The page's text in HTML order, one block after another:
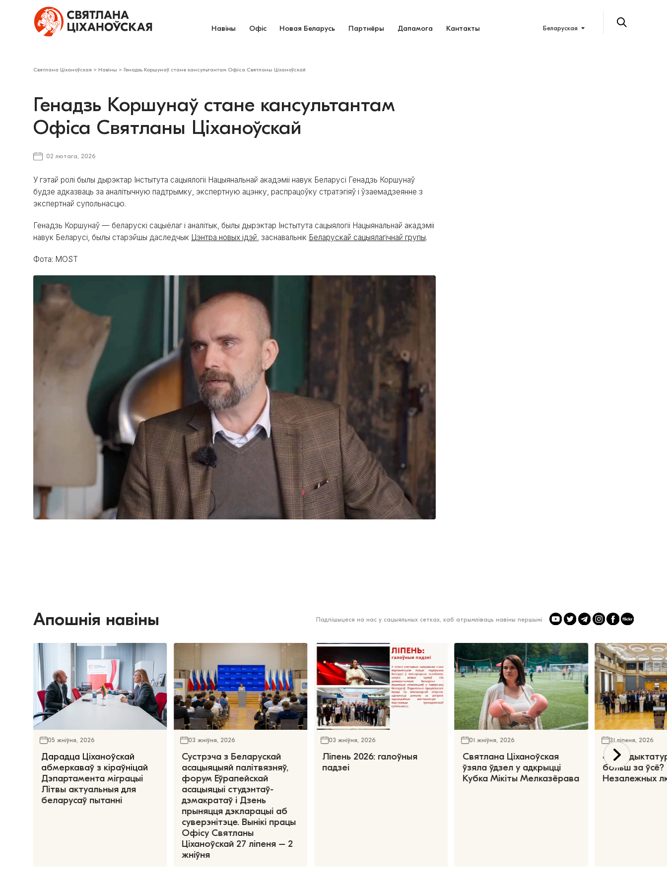
Навіны Офіс Новая Беларусь Партнёры Дапамога Кантакты Беларуская
Святлана Ціханоўская > Навіны > Генадзь Коршунаў стане кансультантам Офіса Святланы Ціханоўскай
Генадзь Коршунаў стане кансультантам
Офіса Святланы Ціханоўскай
02 лютага, 2026
У гэтай ролі былы дырэктар Інстытута сацыялогіі Нацыянальнай акадэміі навук Беларусі Генадзь Коршунаў
будзе адказваць за аналітычную падтрымку, экспертную ацэнку, распрацоўку стратэгіяў і ўзаемадзеянне з
экспертнай супольнасцю.
Генадзь Коршунаў — беларускі сацыёлаг і аналітык, былы дырэктар Інстытута сацыялогіі Нацыянальнай акадэміі
навук Беларусі, былы старэйшы даследчык Цэнтра новых ідэй, заснавальнік Беларускай сацыялагічнай групы.
Фота: MOST
Апошнія навіны Падпішыцеся на нас у сацыяльных сетках, каб атрымліваць навіны першымі
05 жніўня, 2026
Дарадца Ціханоўскай
абмеркаваў з кіраўніцай
Дэпартамента міграцыі
Літвы актуальныя для
беларусаў пытанні
03 жніўня, 2026
Сустрэча з Беларускай
асацыяцыяй палітвязняў,
форум Еўрапейскай
асацыяцыі студэнтаў-
дэмакратаў і Дзень
прыняцця дэкларацыі аб
суверэнітэце. Вынікі працы
Офісу Святланы
Ціханоўскай 27 ліпеня – 2
жніўня
03 жніўня, 2026
Ліпень 2026: галоўныя
падзеі
01 жніўня, 2026
Святлана Ціханоўская
ўзяла ўдзел у адкрыцці
Кубка Мікіты Мелказёрава
31 ліпеня, 2026
«Чаго
больш за ўсё?
Незалежных